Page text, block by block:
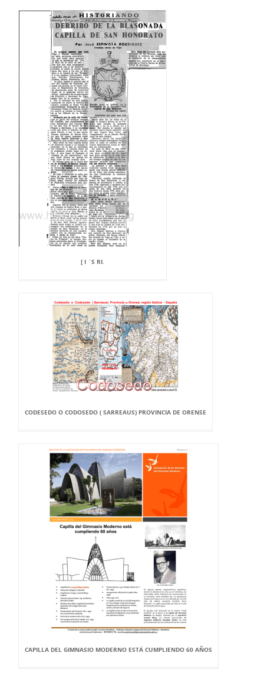
[ I `S RI.
CODESEDO O CODOSEDO ( SARREAUS) PROVINCIA DE ORENSE
CAPILLA DEL GIMNASIO MODERNO ESTÁ CUMPLIENDO 60 AÑOS